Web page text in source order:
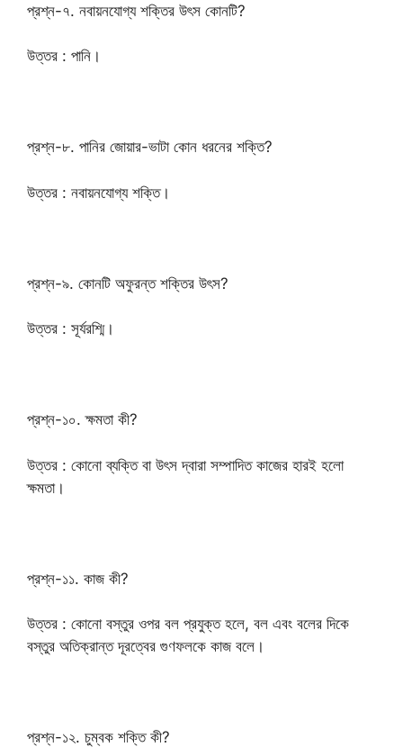
প্রশ্ন-৭. নবায়নযোগ্য শক্তির উৎস কোনটি?
উত্তর : পানি।
প্রশ্ন-৮. পানির জোয়ার-ভাটা কোন ধরনের শক্তি?
উত্তর : নবায়নযোগ্য শক্তি।
প্রশ্ন-৯. কোনটি অফুরন্ত শক্তির উৎস?
উত্তর : সূর্যরশ্মি।
প্রশ্ন-১০. ক্ষমতা কী?
উত্তর : কোনো ব্যক্তি বা উৎস দ্বারা সম্পাদিত কাজের হারই হলো
ক্ষমতা।
প্রশ্ন-১১. কাজ কী?
উত্তর : কোনো বস্তুর ওপর বল প্রযুক্ত হলে, বল এবং বলের দিকে
বস্তুর অতিক্রান্ত দূরত্বের গুণফলকে কাজ বলে।
প্রশ্ন-১২. চুম্বক শক্তি কী?